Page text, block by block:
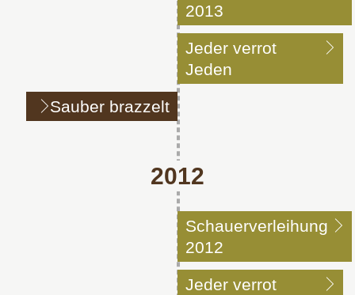
2013
Jeder verrot
Jeden
Sauber brazzelt
2012
Schauerverleihung
2012
Jeder verrot